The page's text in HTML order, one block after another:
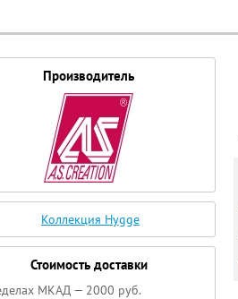
Производитель
Коллекция Hygge
Стоимость доставки
МКАД — 2000 руб.